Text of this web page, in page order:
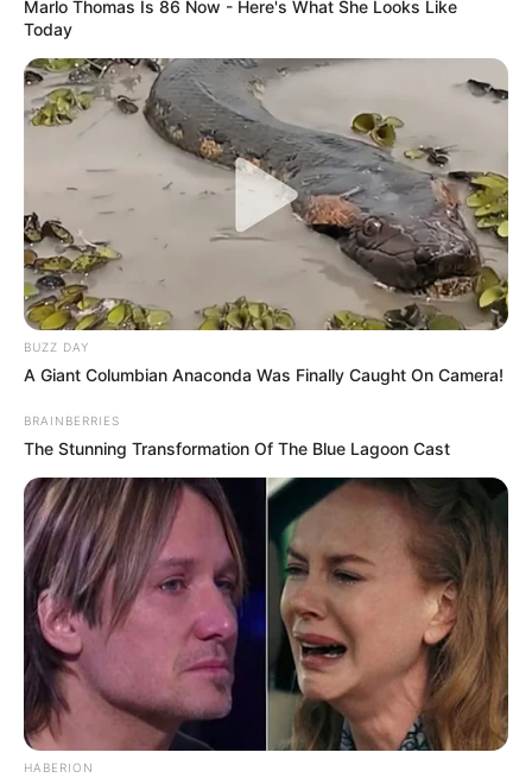
Marlo Thomas Is 86 Now - Here's What She Looks Like
Today
BUZZ DAY
A Giant Columbian Anaconda Was Finally Caught On Camera!
BRAINBERRIES
The Stunning Transformation Of The Blue Lagoon Cast
HABERION